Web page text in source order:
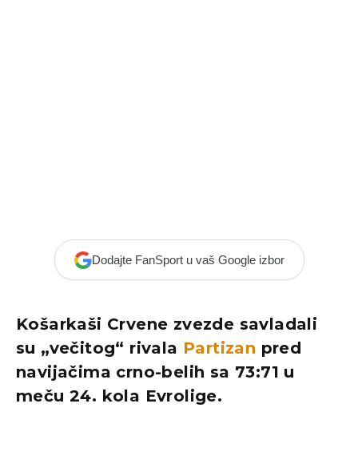
Dodajte FanSport u vaš Google izbor
Košarkaši Crvene zvezde savladali
su „večitog“ rivala Partizan pred
navijačima crno-belih sa 73:71 u
meču 24. kola Evrolige.